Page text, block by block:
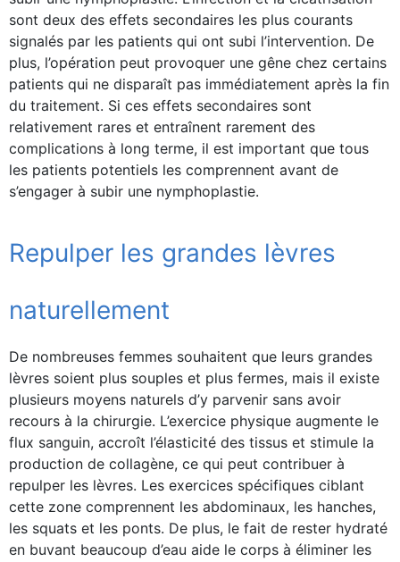
sont deux des effets secondaires les plus courants
signalés par les patients qui ont subi l’intervention. De
plus, l’opération peut provoquer une gêne chez certains
patients qui ne disparaît pas immédiatement après la fin
du traitement. Si ces effets secondaires sont
relativement rares et entraînent rarement des
complications à long terme, il est important que tous
les patients potentiels les comprennent avant de
s’engager à subir une nymphoplastie.
Repulper les grandes lèvres
naturellement
De nombreuses femmes souhaitent que leurs grandes
lèvres soient plus souples et plus fermes, mais il existe
plusieurs moyens naturels d’y parvenir sans avoir
recours à la chirurgie. L’exercice physique augmente le
flux sanguin, accroît l’élasticité des tissus et stimule la
production de collagène, ce qui peut contribuer à
repulper les lèvres. Les exercices spécifiques ciblant
cette zone comprennent les abdominaux, les hanches,
les squats et les ponts. De plus, le fait de rester hydraté
en buvant beaucoup d’eau aide le corps à éliminer les